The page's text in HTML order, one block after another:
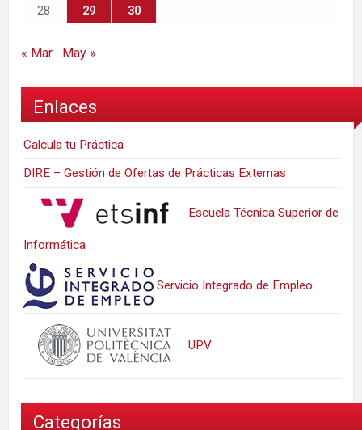
28
29 30
« Mar May »
Enlaces
Calcula tu Práctica
DIRE – Gestión de Ofertas de Prácticas Externas
Escuela Técnica Superior de
Informática
Servicio Integrado de Empleo
UPV
Categorías